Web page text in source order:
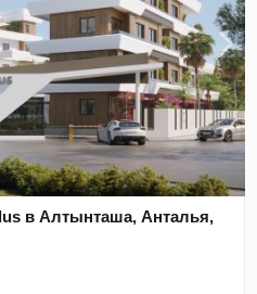
в Алтынташа, Анталья,